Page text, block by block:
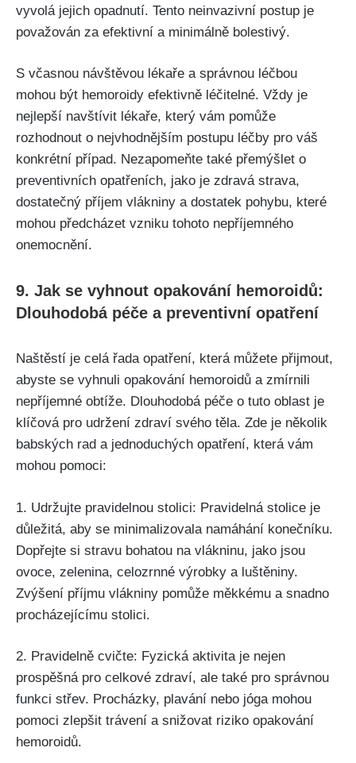
vyvolá jejich opadnutí. Tento ‍neinvazivní postup⁢ je
považován ‌za efektivní a minimálně bolestivý.⁣
S včasnou návštěvou lékaře a správnou léčbou
mohou⁤ být hemoroidy efektivně léčitelné. Vždy‌ je
nejlepší navštívit lékaře,⁤ který vám​ pomůže⁣
rozhodnout o nejvhodnějším postupu léčby pro váš
konkrétní případ. Nezapomeňte‌ také‌ přemýšlet o
preventivních opatřeních, jako je zdravá strava,
⁢dostatečný příjem vlákniny a‍ dostatek pohybu, které
mohou předcházet vzniku tohoto nepříjemného​
onemocnění.
9. Jak se vyhnout⁣ opakování hemoroidů:
Dlouhodobá péče a preventivní opatření
Naštěstí je celá řada opatření, ⁣která můžete⁤ přijmout,
abyste se vyhnuli​ opakování hemoroidů a zmírnili
nepříjemné⁤ obtíže. ‌Dlouhodobá péče o tuto oblast‌ je
‍klíčová ‍pro udržení zdraví svého těla. ‍Zde je⁢ několik
babských rad a jednoduchých opatření, která vám
mohou‍ pomoci:
1. Udržujte pravidelnou stolici: Pravidelná stolice je
důležitá,⁢ aby se minimalizovala namáhání konečníku.​
Dopřejte si stravu bohatou na vlákninu, jako jsou⁢
ovoce, zelenina, celozrnné výrobky a luštěniny.
‍Zvýšení příjmu vlákniny pomůže měkkému a snadno
procházejícímu stolici.
2. Pravidelně cvičte: Fyzická aktivita je nejen
‍prospěšná ⁤pro celkové zdraví, ​ale také pro správnou ​
funkci ⁣střev. ⁢Procházky, plavání nebo jóga mohou
pomoci ⁣zlepšit ⁣trávení‍ a snižovat riziko opakování
hemoroidů.